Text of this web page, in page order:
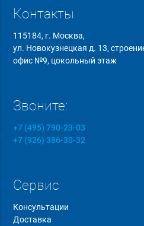
Контакты
115184, г. Москва,
ул. Новокузнецкая д. 13,
офис №9, цокольный этаж
Звоните:
+7 (495) 790-23-03
+7 (926) 386-30-32
Сервис
Консультации
Доставка